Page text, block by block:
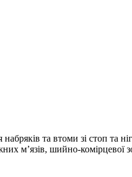
та втоми зі стоп та
м’язів, шийно-